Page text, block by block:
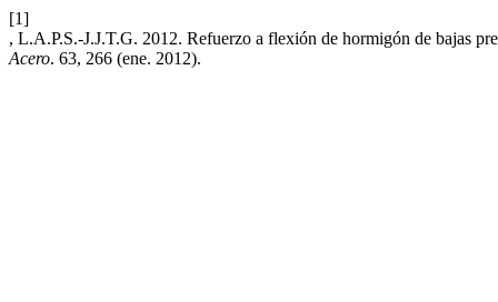
[1]
, L.A.P.S.-J.J.T.G. 2012. Refuerzo a flexión de hormigón de bajas
Acero. 63, 266 (ene. 2012).